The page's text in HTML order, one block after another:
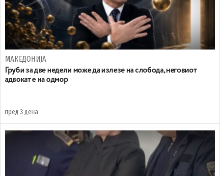
МАКЕДОНИЈА
Груби за две недели може да излезе на слобода, неговиот
адвокат е на одмор
пред 3 дена